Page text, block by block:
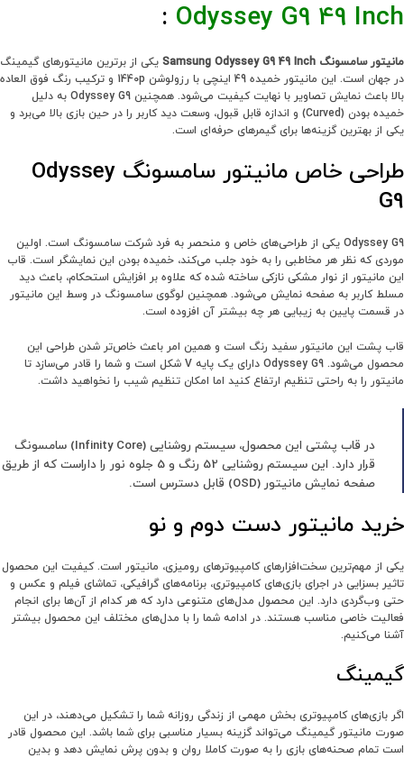
Odyssey G9 49 Inch
:
مانیتور سامسونگ Samsung Odyssey G9 49 Inch
یکی از برترین مانیتورهای گیمینگ
در جهان است. این مانیتور خمیده 49 اینچی با رزولوشن 1440p و ترکیب رنگ فوق العاده
بالا باعث نمایش تصاویر با نهایت کیفیت می‌شود. همچنین Odyssey G9 به دلیل
خمیده بودن (Curved) و اندازه قابل قبول، وسعت دید کاربر را در حین بازی بالا می‌برد و
یکی از بهترین گزینه‌ها برای گیمرهای حرفه‌ای است.
طراحی خاص مانیتور سامسونگ Odyssey
G9
Odyssey G9 یکی از طراحی‌های خاص و منحصر به فرد شرکت سامسونگ است. اولین
موردی که نظر هر مخاطبی را به خود جلب می‌کند، خمیده بودن این نمایشگر است. قاب
این مانیتور از نوار مشکی نازکی ساخته شده که علاوه بر افزایش استحکام، باعث دید
مسلط کاربر به صفحه نمایش می‌شود. همچنین لوگوی سامسونگ در وسط این مانیتور
در قسمت پایین به زیبایی هر چه بیشتر آن افزوده است.
قاب پشت این مانیتور سفید رنگ است و همین امر باعث خاص‌تر شدن طراحی این
محصول می‌شود. Odyssey G9 دارای یک پایه V شکل است و شما را قادر می‌سازد تا
مانیتور را به راحتی تنظیم ارتفاع کنید اما امکان تنظیم شیب را نخواهید داشت.
در قاب پشتی این محصول، سیستم روشنایی (Infinity Core) سامسونگ
قرار دارد. این سیستم روشنایی 52 رنگ و 5 جلوه نور را داراست که از طریق
صفحه نمایش مانیتور (OSD) قابل دسترس است.
خرید مانیتور دست دوم و نو
یکی از مهم‌ترین سخت‌افزارهای کامپیوترهای رومیزی، مانیتور است. کیفیت این محصول
تاثیر بسزایی در اجرای بازی‌های کامپیوتری، برنامه‌های گرافیکی، تماشای فیلم و عکس و
حتی وب‌گردی دارد. این محصول مدل‌های متنوعی دارد که هر کدام از آن‌ها برای انجام
فعالیت خاصی مناسب هستند. در ادامه شما را با مدل‌های مختلف این محصول بیشتر
آشنا می‌کنیم.
گیمینگ
اگر بازی‌های کامپیوتری بخش مهمی از زندگی روزانه شما را تشکیل می‌دهند، در این
صورت مانیتور گیمینگ می‌تواند گزینه بسیار مناسبی برای شما باشد. این محصول قادر
است تمام صحنه‌های بازی را به صورت کاملا روان و بدون پرش نمایش دهد و بدین